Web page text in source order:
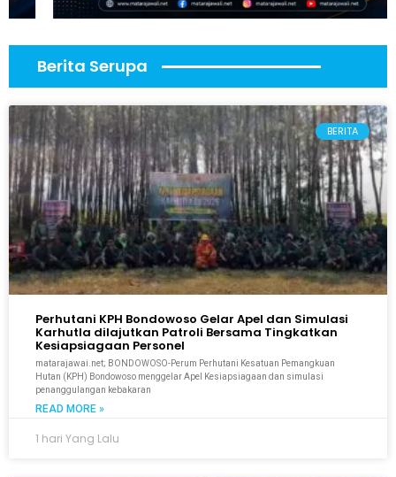
Berita Serupa
BERITA
Perhutani KPH Bondowoso Gelar Apel dan Simulasi
Karhutla dilajutkan Patroli Bersama Tingkatkan
Kesiapsiagaan Personel
matarajawai.net; BONDOWOSO-Perum Perhutani Kesatuan Pemangkuan
Hutan (KPH) Bondowoso menggelar Apel Kesiapsiagaan dan simulasi
penanggulangan kebakaran
READ MORE »
1 hari Yang Lalu